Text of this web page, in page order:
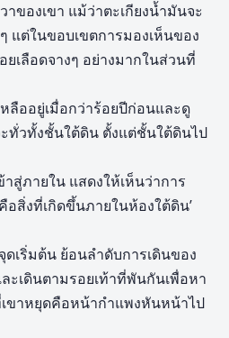
ของเขา แม้ว่าตะเกียงน้ำมันจะ
แต่ในขอบเขตการมองเห็นของ
เลือดจางๆ อย่างมากในส่วนที่
ลืออยู่เมื่อกว่าร้อยปีก่อนและดู
ทั่วทั้งชั้นใต้ดิน ตั้งแต่ชั้นใต้ดินไป
าสู่ภายใน แสดงให้เห็นว่าการ
สิ่งที่เกิดขึ้นภายในห้องใต้ดิน’
เริ่มต้น ย้อนลำดับการเดินของ
ะเดินตามรอยเท้าที่พันกันเพื่อหา
ขาหยุดคือหน้ากำแพงหันหน้าไป